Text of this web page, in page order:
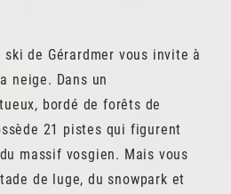
de Gérardmer vous invite à
neige. Dans un
bordé de forêts de
21 pistes qui figurent
massif vosgien. Mais vous
de luge, du snowpark et